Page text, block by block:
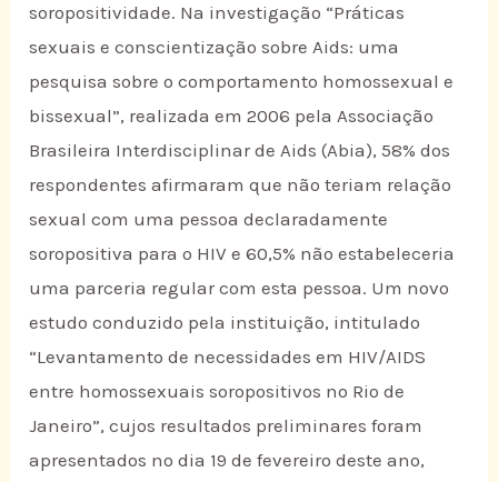
soropositividade. Na investigação “Práticas
sexuais e conscientização sobre Aids: uma
pesquisa sobre o comportamento homossexual e
bissexual”, realizada em 2006 pela Associação
Brasileira Interdisciplinar de Aids (Abia), 58% dos
respondentes afirmaram que não teriam relação
sexual com uma pessoa declaradamente
soropositiva para o HIV e 60,5% não estabeleceria
uma parceria regular com esta pessoa. Um novo
estudo conduzido pela instituição, intitulado
“Levantamento de necessidades em HIV/AIDS
entre homossexuais soropositivos no Rio de
Janeiro”, cujos resultados preliminares foram
apresentados no dia 19 de fevereiro deste ano,